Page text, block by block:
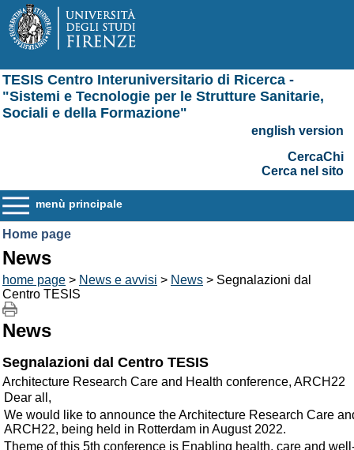
TESIS Centro Interuniversitario di Ricerca -
"Sistemi e Tecnologie per le Strutture Sanitarie,
Sociali e della Formazione"
english version
CercaChi
Cerca nel sito
menù principale
Home page
News
home page > News e avvisi > News > Segnalazioni dal
Centro TESIS
News
Segnalazioni dal Centro TESIS
Architecture Research Care and Health conference, ARCH22
Dear all,
We would like to announce the Architecture Research Care
ARCH22, being held in Rotterdam in August 2022.
Theme of this 5th conference is Enabling health, care and